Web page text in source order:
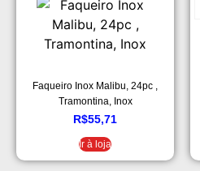
Faqueiro Inox Malibu, 24pc ,
Tramontina, Inox
R$55,71
Ir à loja